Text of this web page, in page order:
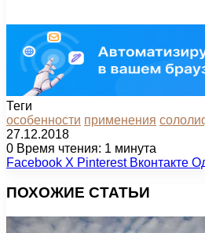
Теги
особенности применения
27.12.2018
0 Время чтения: 1 минута
Facebook X Pinterest Вконтакте
ПОХОЖИЕ СТАТЬИ